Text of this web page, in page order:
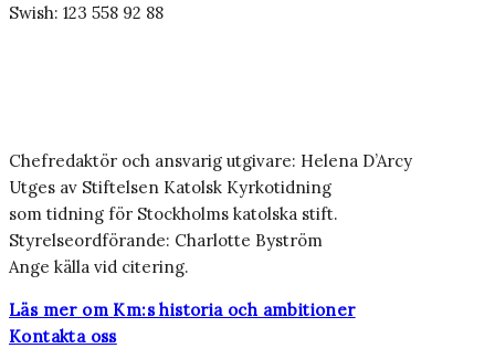
Swish: 123 558 92 88
Chefredaktör och ansvarig utgivare: Helena D’Arcy
Utges av Stiftelsen Katolsk Kyrkotidning
som tidning för Stockholms katolska stift.
Styrelseordförande: Charlotte Byström
Ange källa vid citering.
Läs mer om Km:s historia och ambitioner
Kontakta oss